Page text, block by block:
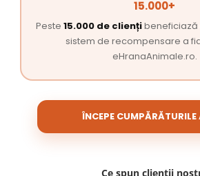
15.000+
Peste 15.000 de cliențibeneficiază
sistem de recompensare a
eHranaAnimale.ro.
ÎNCEPE
Ce spun clienții